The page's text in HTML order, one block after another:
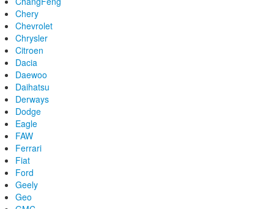
Chery
Chevrolet
Chrysler
Citroen
Dacia
Daewoo
Daihatsu
Derways
Dodge
Eagle
FAW
Ferrari
Fiat
Ford
Geely
Geo